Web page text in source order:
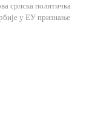
српска политичка
у ЕУ признање